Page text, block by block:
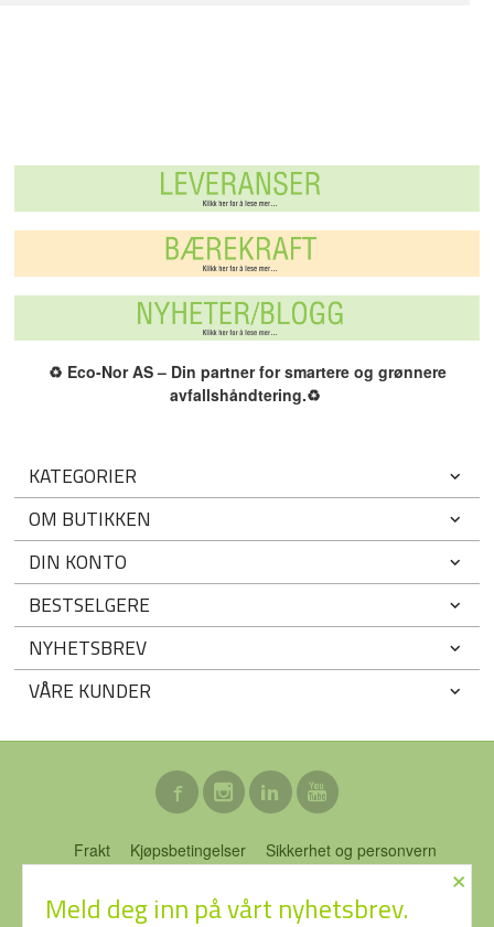
♻️ Eco-Nor AS – Din partner for smartere og grønnere
avfallshåndtering.♻️
KATEGORIER
OM BUTIKKEN
DIN KONTO
BESTSELGERE
NYHETSBREV
VÅRE KUNDER
Frakt Kjøpsbetingelser
Sikkerhet og personvern
×
Meld deg inn på vårt nyhetsbrev.